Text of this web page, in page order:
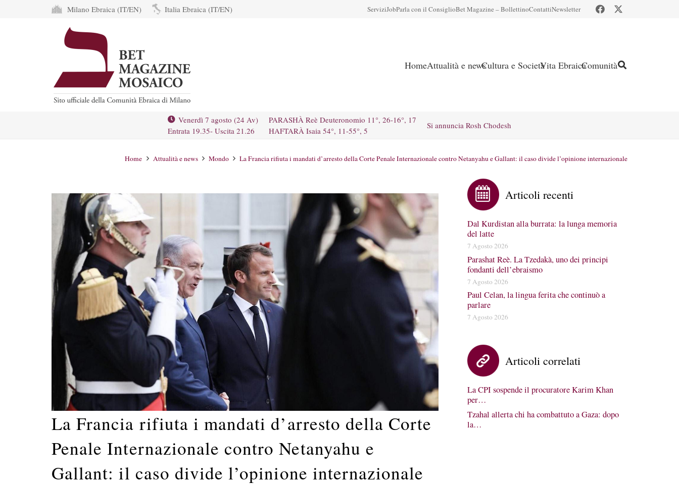
Milano Ebraica (IT/EN) Italia Ebraica (IT/EN) ServiziJobParla con il ConsiglioBet Magazine – BollettinoContattiNewsletter
HomeAttualità e newsCultura e SocietàVita EbraicaComunità
Venerdì 7 agosto (24 Av)
Entrata 19.35- Uscita 21.26
PARASHÀ Reè Deuteronomio 11°, 26-16°, 17
HAFTARÀ Isaia 54°, 11-55°, 5
Si annuncia Rosh Chodesh
Home Attualità e news Mondo La Francia rifiuta i mandati d’arresto della Corte Penale Internazionale contro Netanyahu e Gallant: il caso divide l’opinione internazionale
La Francia rifiuta i mandati d’arresto della Corte
Penale Internazionale contro Netanyahu e
Gallant: il caso divide l’opinione internazionale
Articoli recenti
Dal Kurdistan alla burrata: la lunga memoria
del latte
7 Agosto 2026
Parashat Reè. La Tzedakà, uno dei principi
fondanti dell’ebraismo
7 Agosto 2026
Paul Celan, la lingua ferita che continuò a
parlare
7 Agosto 2026
Articoli correlati
La CPI sospende il procuratore Karim Khan
per…
Tzahal allerta chi ha combattuto a Gaza: dopo
la…